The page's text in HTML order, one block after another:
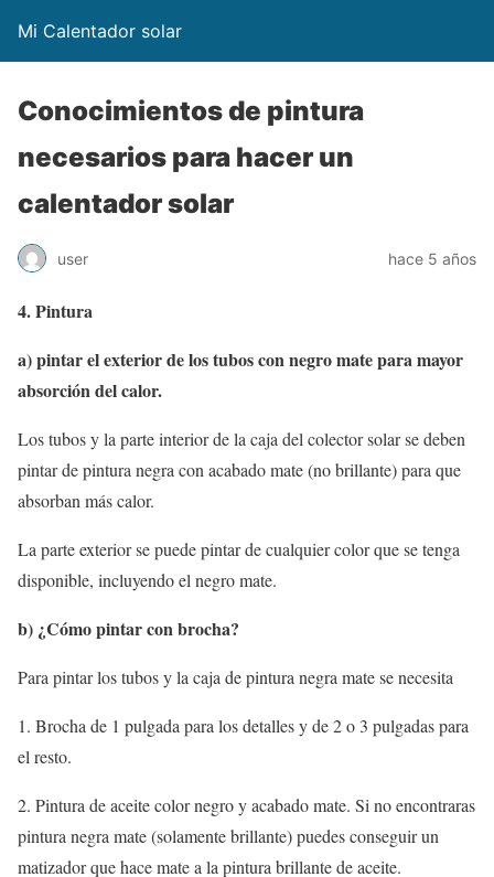
Mi Calentador solar
Conocimientos de pintura
necesarios para hacer un
calentador solar
user hace 5 años
4. Pintura
a) pintar el exterior de los tubos con negro mate para mayor
absorción del calor.
Los tubos y la parte interior de la caja del colector solar se deben
pintar de pintura negra con acabado mate (no brillante) para que
absorban más calor.
La parte exterior se puede pintar de cualquier color que se tenga
disponible, incluyendo el negro mate.
b) ¿Cómo pintar con brocha?
Para pintar los tubos y la caja de pintura negra mate se necesita
1. Brocha de 1 pulgada para los detalles y de 2 o 3 pulgadas para
el resto.
2. Pintura de aceite color negro y acabado mate. Si no encontraras
pintura negra mate (solamente brillante) puedes conseguir un
matizador que hace mate a la pintura brillante de aceite.